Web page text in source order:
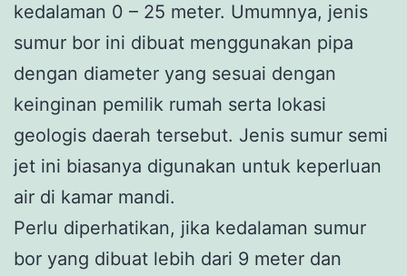
kedalaman 0 – 25 meter. Umumnya, jenis
sumur bor ini dibuat menggunakan pipa
dengan diameter yang sesuai dengan
keinginan pemilik rumah serta lokasi
geologis daerah tersebut. Jenis sumur semi
jet ini biasanya digunakan untuk keperluan
air di kamar mandi.
Perlu diperhatikan, jika kedalaman sumur
bor yang dibuat lebih dari 9 meter dan